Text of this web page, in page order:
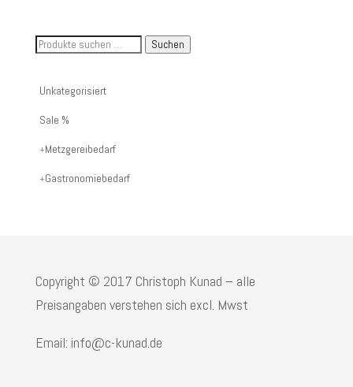
Suche
Artikelnummer
oder
Suchen
Unkategorisiert
Sale %
Metzgereibedarf
Gastronomiebedarf
Copyright © 2017 Christoph Kunad – alle
Preisangaben verstehen sich excl. Mwst
Email: info@c-kunad.de